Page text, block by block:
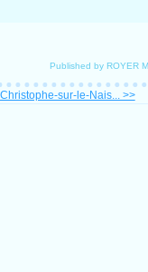
Published by ROYER
sur-le-Nais... >>